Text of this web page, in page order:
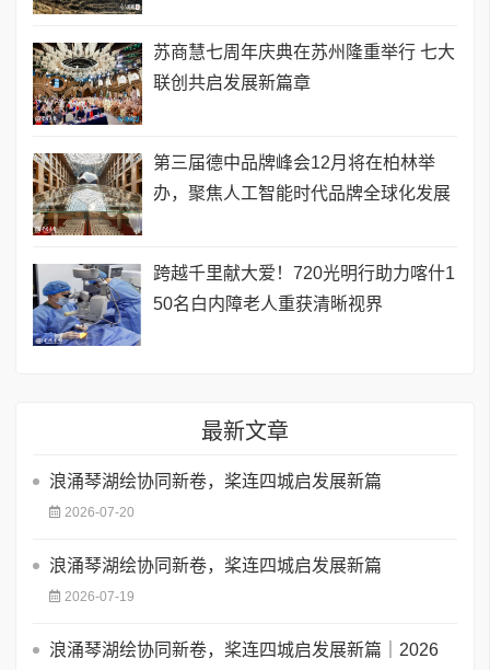
苏商慧七周年庆典在苏州隆重举行 七大
联创共启发展新篇章
第三届德中品牌峰会12月将在柏林举
办，聚焦人工智能时代品牌全球化发展
跨越千里献大爱！720光明行助力喀什1
50名白内障老人重获清晰视界
最新文章
浪涌琴湖绘协同新卷，桨连四城启发展新篇
2026-07-20
浪涌琴湖绘协同新卷，桨连四城启发展新篇
2026-07-19
浪涌琴湖绘协同新卷，桨连四城启发展新篇｜2026